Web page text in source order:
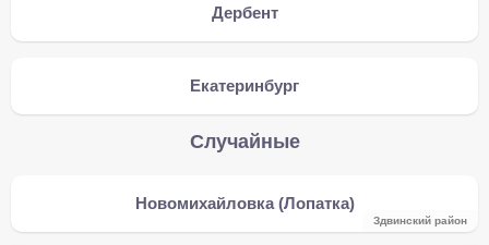
Дербент
Екатеринбург
Случайные
Новомихайловка (Лопатка)
Здвинский район